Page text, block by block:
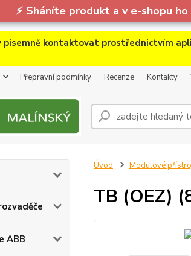
⚡ Sháníte produkt a v e-shopu
písemně kontaktovat prostřednictvím
Přepravní podmínky Recenze Kontakty
ABB
Úvod Modulové
TB (OEZ)